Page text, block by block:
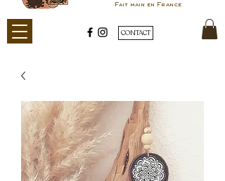
Fait main en France
CONTACT